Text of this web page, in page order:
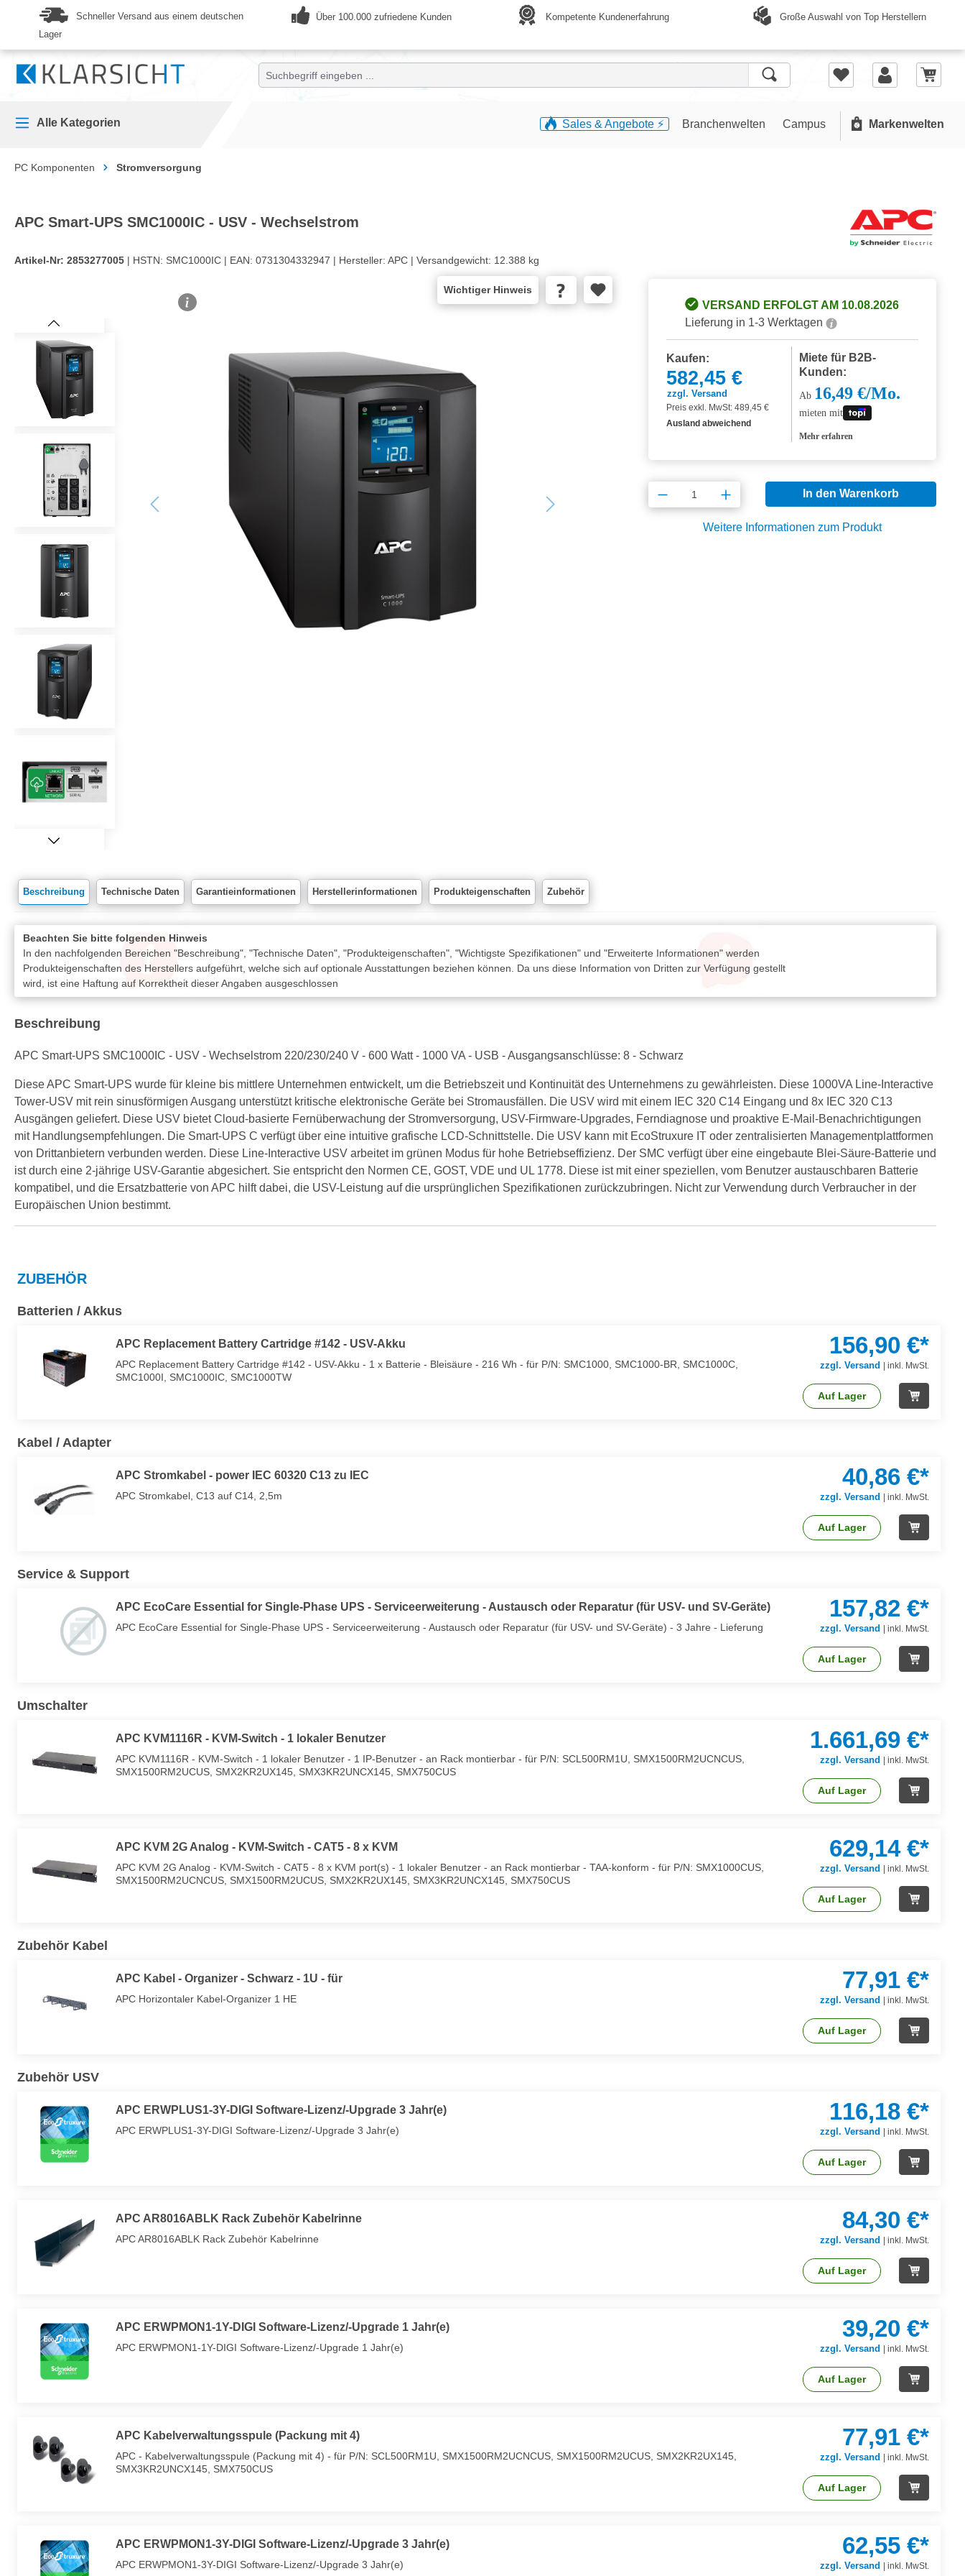
Zur Hauptnavigation springen
Schneller Versand aus einem deutschen
Lager
Über 100.000 zufriedene Kunden Kompetente Kundenerfahrung Große Auswahl von Top Herstellern
Alle Kategorien Sales & Angebote ⚡️ Branchenwelten Campus Markenwelten
PC Komponenten Stromversorgung
APC Smart-UPS SMC1000IC - USV - Wechselstrom
Artikel-Nr: 2853277005 | HSTN: SMC1000IC | EAN: 0731304332947 | Hersteller: APC | Versandgewicht: 12.388 kg
Wichtiger Hinweis
Bildergalerie überspringen
VERSAND ERFOLGT AM 10.08.2026
Lieferung in 1-3 Werktagen
Kaufen:
582,45 €
zzgl. Versand
Preis exkl. MwSt: 489,45 €
Ausland abweichend
Miete für B2B-
Kunden:
Ab 16,49 €/Mo.
mieten mit
Mehr erfahren
Produkt Anzahl: Gib den gewünschten
In den Warenkorb
Weitere Informationen zum Produkt
Beschreibung Technische Daten Garantieinformationen Herstellerinformationen Produkteigenschaften Zubehör
Beachten Sie bitte folgenden Hinweis
In den nachfolgenden Bereichen "Beschreibung", "Technische Daten", "Produkteigenschaften", "Wichtigste Spezifikationen" und "Erweiterte Informationen" werden
Produkteigenschaften des Herstellers aufgeführt, welche sich auf optionale Ausstattungen beziehen können. Da uns diese Information von Dritten zur Verfügung gestellt
wird, ist eine Haftung auf Korrektheit dieser Angaben ausgeschlossen
Beschreibung
APC Smart-UPS SMC1000IC - USV - Wechselstrom 220/230/240 V - 600 Watt - 1000 VA - USB - Ausgangsanschlüsse: 8 - Schwarz
Diese APC Smart-UPS wurde für kleine bis mittlere Unternehmen entwickelt, um die Betriebszeit und Kontinuität des Unternehmens zu gewährleisten. Diese 1000VA Line-Interactive
Tower-USV mit rein sinusförmigen Ausgang unterstützt kritische elektronische Geräte bei Stromausfällen. Die USV wird mit einem IEC 320 C14 Eingang und 8x IEC 320 C13
Ausgängen geliefert. Diese USV bietet Cloud-basierte Fernüberwachung der Stromversorgung, USV-Firmware-Upgrades, Ferndiagnose und proaktive E-Mail-Benachrichtigungen
mit Handlungsempfehlungen. Die Smart-UPS C verfügt über eine intuitive grafische LCD-Schnittstelle. Die USV kann mit EcoStruxure IT oder zentralisierten Managementplattformen
von Drittanbietern verbunden werden. Diese Line-Interactive USV arbeitet im grünen Modus für hohe Betriebseffizienz. Der SMC verfügt über eine eingebaute Blei-Säure-Batterie und
ist durch eine 2-jährige USV-Garantie abgesichert. Sie entspricht den Normen CE, GOST, VDE und UL 1778. Diese ist mit einer speziellen, vom Benutzer austauschbaren Batterie
kompatibel, und die Ersatzbatterie von APC hilft dabei, die USV-Leistung auf die ursprünglichen Spezifikationen zurückzubringen. Nicht zur Verwendung durch Verbraucher in der
Europäischen Union bestimmt.
ZUBEHÖR
Batterien / Akkus
APC Replacement Battery Cartridge #142 - USV-Akku
APC Replacement Battery Cartridge #142 - USV-Akku - 1 x Batterie - Bleisäure - 216 Wh - für P/N: SMC1000, SMC1000-BR, SMC1000C,
SMC1000I, SMC1000IC, SMC1000TW
156,90 €*
zzgl. Versand |inkl. MwSt.
Auf Lager
Kabel / Adapter
APC Stromkabel - power IEC 60320 C13 zu IEC
APC Stromkabel, C13 auf C14, 2,5m
40,86 €*
zzgl. Versand |inkl. MwSt.
Auf Lager
Service & Support
APC EcoCare Essential for Single-Phase UPS - Serviceerweiterung - Austausch oder Reparatur (für USV- und SV-Geräte)
APC EcoCare Essential for Single-Phase UPS - Serviceerweiterung - Austausch oder Reparatur (für USV- und SV-Geräte) - 3 Jahre - Lieferung
157,82 €*
zzgl. Versand |inkl. MwSt.
Auf Lager
Umschalter
APC KVM1116R - KVM-Switch - 1 lokaler Benutzer
APC KVM1116R - KVM-Switch - 1 lokaler Benutzer - 1 IP-Benutzer - an Rack montierbar - für P/N: SCL500RM1U, SMX1500RM2UCNCUS,
SMX1500RM2UCUS, SMX2KR2UX145, SMX3KR2UNCX145, SMX750CUS
1.661,69 €*
zzgl. Versand |inkl. MwSt.
Auf Lager
APC KVM 2G Analog - KVM-Switch - CAT5 - 8 x KVM
APC KVM 2G Analog - KVM-Switch - CAT5 - 8 x KVM port(s) - 1 lokaler Benutzer - an Rack montierbar - TAA-konform - für P/N: SMX1000CUS,
SMX1500RM2UCNCUS, SMX1500RM2UCUS, SMX2KR2UX145, SMX3KR2UNCX145, SMX750CUS
629,14 €*
zzgl. Versand |inkl. MwSt.
Auf Lager
Zubehör Kabel
APC Kabel - Organizer - Schwarz - 1U - für
APC Horizontaler Kabel-Organizer 1 HE
77,91 €*
zzgl. Versand |inkl. MwSt.
Auf Lager
Zubehör USV
APC ERWPLUS1-3Y-DIGI Software-Lizenz/-Upgrade 3 Jahr(e)
APC ERWPLUS1-3Y-DIGI Software-Lizenz/-Upgrade 3 Jahr(e)
116,18 €*
zzgl. Versand |inkl. MwSt.
Auf Lager
APC AR8016ABLK Rack Zubehör Kabelrinne
APC AR8016ABLK Rack Zubehör Kabelrinne
84,30 €*
zzgl. Versand |inkl. MwSt.
Auf Lager
APC ERWPMON1-1Y-DIGI Software-Lizenz/-Upgrade 1 Jahr(e)
APC ERWPMON1-1Y-DIGI Software-Lizenz/-Upgrade 1 Jahr(e)
39,20 €*
zzgl. Versand |inkl. MwSt.
Auf Lager
APC Kabelverwaltungsspule (Packung mit 4)
APC - Kabelverwaltungsspule (Packung mit 4) - für P/N: SCL500RM1U, SMX1500RM2UCNCUS, SMX1500RM2UCUS, SMX2KR2UX145,
SMX3KR2UNCX145, SMX750CUS
77,91 €*
zzgl. Versand |inkl. MwSt.
Auf Lager
APC ERWPMON1-3Y-DIGI Software-Lizenz/-Upgrade 3 Jahr(e)
APC ERWPMON1-3Y-DIGI Software-Lizenz/-Upgrade 3 Jahr(e)
62,55 €*
zzgl. Versand |inkl. MwSt.